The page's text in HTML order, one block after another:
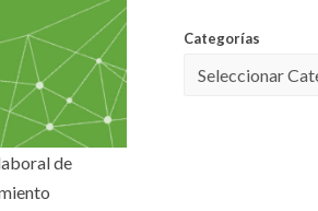
de
Categorías